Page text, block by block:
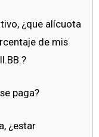
¿que alícuota
de mis
paga?
¿estar